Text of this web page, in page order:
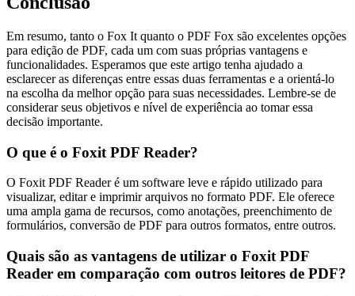
Em resumo, tanto o Fox It quanto o PDF Fox são excelentes opções
para edição de PDF, cada um com suas próprias vantagens e
funcionalidades. Esperamos que este artigo tenha ajudado a
esclarecer as diferenças entre essas duas ferramentas e a orientá-lo
na escolha da melhor opção para suas necessidades. Lembre-se de
considerar seus objetivos e nível de experiência ao tomar essa
decisão importante.
O que é o Foxit PDF Reader?
O Foxit PDF Reader é um software leve e rápido utilizado para
visualizar, editar e imprimir arquivos no formato PDF. Ele oferece
uma ampla gama de recursos, como anotações, preenchimento de
formulários, conversão de PDF para outros formatos, entre outros.
Quais são as vantagens de utilizar o Foxit PDF
Reader em comparação com outros leitores de PDF?